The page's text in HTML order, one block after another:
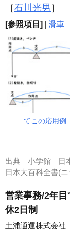
［石川光男 ］
[参照項目] | 滑車 |
てこの応用例
出典 小学館 日
日本大百科全書(
営業事務/2年
休2日制
土浦通運株式会社